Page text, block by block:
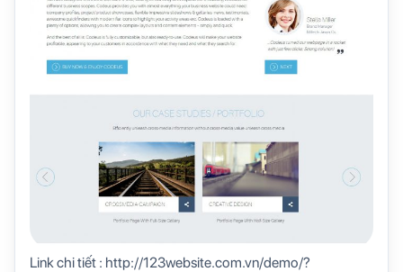
Link chi tiết : http://123website.com.vn/demo/?